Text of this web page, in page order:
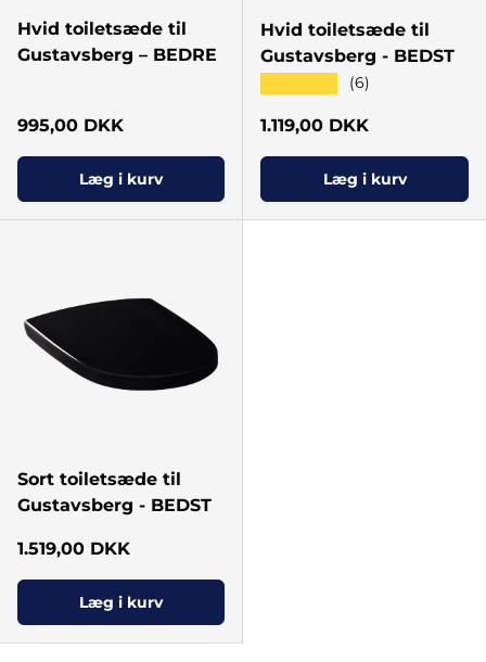
Hvid toiletsæde til
Gustavsberg – BEDRE
Normal pris
995,00 DKK
Læg i kurv
Hvid toiletsæde til
Gustavsberg - BEDST
(6)
Normal pris
1.119,00 DKK
Læg i kurv
Sort toiletsæde til
Gustavsberg - BEDST
Normal pris
1.519,00 DKK
Læg i kurv